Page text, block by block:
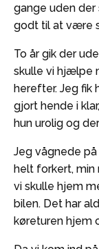
gange uden
godt til at være
To år gik der
skulle vi hjælpe
herefter. Jeg fik
gjort hende i
hun urolig og
Jeg vågnede
helt forkert,
vi skulle hjem
bilen. Det har
køreturen hjem